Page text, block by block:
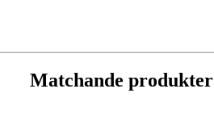
Matchande produkter